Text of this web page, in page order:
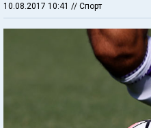
10.08.2017 10:41 // Спорт